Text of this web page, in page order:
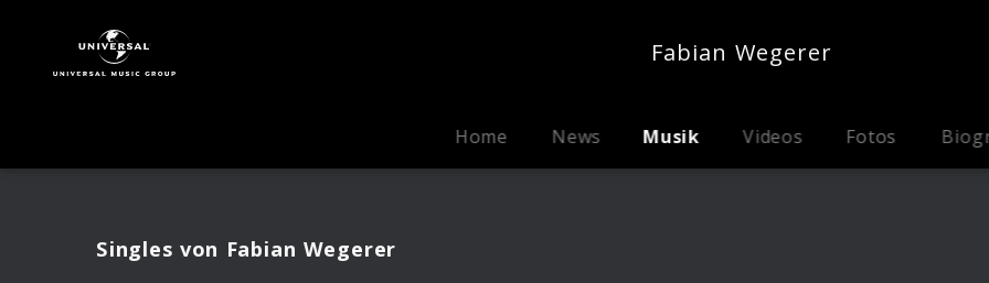
Wegerer
Fabian Wegerer
Home News Musik Videos Fotos
Singles von Fabian Wegerer